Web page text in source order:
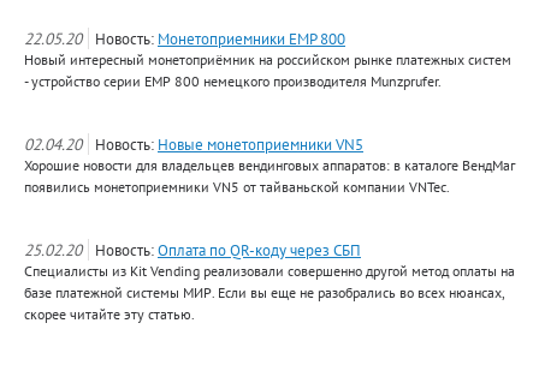
22.05.20 Новость: Монетоприемники EMP 800
Новый интересный монетоприёмник на российском рынке платежных систем
- устройство серии EMP 800 немецкого производителя Munzprufer.
02.04.20 Новость: Новые монетоприемники VN5
Хорошие новости для владельцев вендинговых аппаратов: в каталоге ВендМаг
появились монетоприемники VN5 от тайваньской компании VNTec.
25.02.20 Новость:Оплата по QR-коду через СБП
Специалисты из Kit Vending реализовали совершенно другой метод оплаты на
базе платежной системы МИР. Если вы еще не разобрались во всех нюансах,
скорее читайте эту статью.